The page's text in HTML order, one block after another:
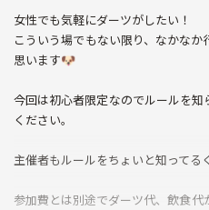
女性でも気軽にダーツがしたい！
こういう場でもない限り、なかな
思います🐶
今回は初心者限定なのでルールを
ください。
主催者もルールをちょいと知ってる
参加費とは別途でダーツ代、飲食代